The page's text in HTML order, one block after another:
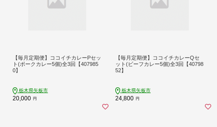
【毎月定期便】ココイチカレーPセッ
ト(ポークカレー5個)全3回【407985
0】
栃木県矢板市
20,000 円
【毎月定期便】ココイチカレーQセ
ット(ビーフカレー5個)全3回【40798
52】
栃木県矢板市
24,800 円